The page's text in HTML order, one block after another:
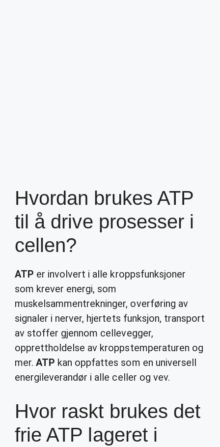
Hvordan brukes ATP
til å drive prosesser i
cellen?
ATP er involvert i alle kroppsfunksjoner
som krever energi, som
muskelsammentrekninger, overføring av
signaler i nerver, hjertets funksjon, transport
av stoffer gjennom cellevegger,
opprettholdelse av kroppstemperaturen og
mer.ATP kan oppfattes som en universell
energileverandør i alle celler og vev.
Hvor raskt brukes det
frie ATP lageret i